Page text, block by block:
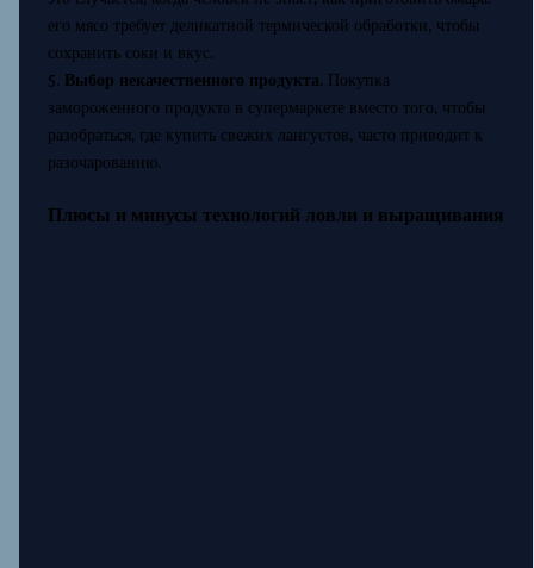
его мясо требует деликатной термической обработки, чтобы
сохранить соки и вкус.
5. Выбор некачественного продукта. Покупка
замороженного продукта в супермаркете вместо того, чтобы
разобраться, где купить свежих лангустов, часто приводит к
разочарованию.
Плюсы и минусы технологий ловли и выращивания